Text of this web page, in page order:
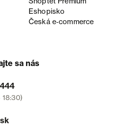
Eshopisko
Česká e‑commerce
sa nás
18:30)